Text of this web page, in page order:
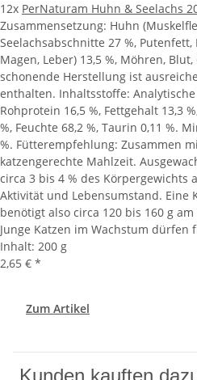
12x PerNaturam Huhn & Seelachs
Zusammensetzung: Huhn
Seelachsabschnitte 27 %,
Magen, Leber) 13,5 %, Möhren,
schonende Herstellung ist
enthalten. Inhaltsstoffe:
Rohprotein 16,5 %, Fettgehalt 13,3
%, Feuchte 68,2 %, Taurin 0,11 %.
%. Fütterempfehlung: Zusammen
katzengerechte Mahlzeit.
circa 3 bis 4 % des Körpergewichts
Aktivität und Lebensumstand. Eine
benötigt also circa 120 bis 160 g
Junge Katzen im Wachstum dürfen
Inhalt: 200 g
2,65 € *
Zum Artikel
Kunden kauften